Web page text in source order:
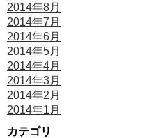
2014年8月
2014年7月
2014年6月
2014年5月
2014年4月
2014年3月
2014年2月
2014年1月
カテゴリ